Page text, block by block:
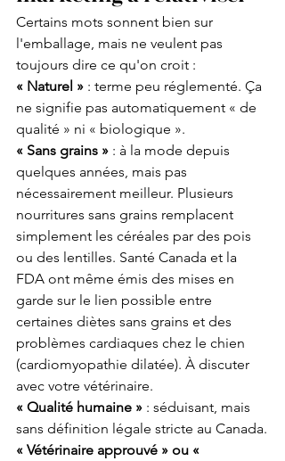
Certains mots sonnent bien sur
l'emballage, mais ne veulent pas
toujours dire ce qu'on croit :
« Naturel » : terme peu réglementé. Ça
ne signifie pas automatiquement « de
qualité » ni « biologique ».
« Sans grains » : à la mode depuis
quelques années, mais pas
nécessairement meilleur. Plusieurs
nourritures sans grains remplacent
simplement les céréales par des pois
ou des lentilles. Santé Canada et la
FDA ont même émis des mises en
garde sur le lien possible entre
certaines diètes sans grains et des
problèmes cardiaques chez le chien
(cardiomyopathie dilatée). À discuter
avec votre vétérinaire.
« Qualité humaine » : séduisant, mais
sans définition légale stricte au Canada.
« Vétérinaire approuvé » ou «